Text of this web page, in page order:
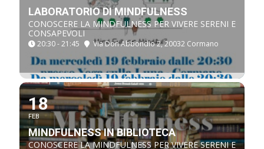
LABORATORIO DI MINDFULNESS
CONOSCERE LA MINDFULNESS PER VIVERE SERENI E
CONSAPEVOLI
20:30 - 21:45 Via Don Abbondio 2, 20032 Cormano
18
FEB
MINDFULNESS IN BIBLIOTECA
CONOSCERE LA MINDFULNESS PER VIVERE SERENI E